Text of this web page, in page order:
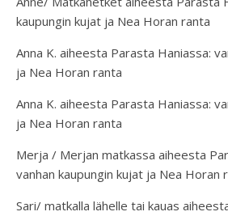
kaupungin kujat ja Nea Horan ranta
Anna K. aiheesta Parasta Haniassa:
ja Nea Horan ranta
Anna K. aiheesta Parasta Haniassa:
ja Nea Horan ranta
Merja / Merjan matkassa aiheesta
vanhan kaupungin kujat ja Nea Horan
Sari/ matkalla lähelle tai kauas